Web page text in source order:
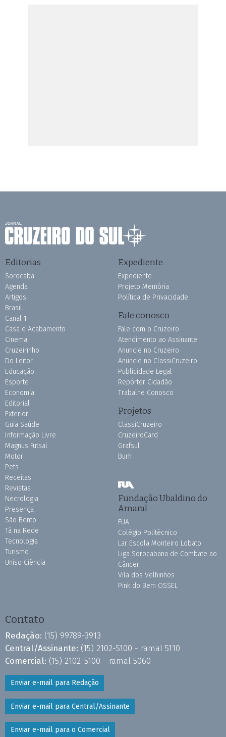
Editorias
Sorocaba
Agenda
Artigos
Brasil
Canal 1
Casa e Acabamento
Cinema
Cruzeirinho
Do Leitor
Educação
Esporte
Economia
Editorial
Exterior
Guia Saúde
Informação Livre
Magnus Futsal
Motor
Pets
Receitas
Revistas
Necrologia
Presença
São Bento
Tá na Rede
Tecnologia
Turismo
Uniso Ciência
Expediente
Expediente
Projeto Memória
Política de Privacidade
Fale conosco
Fale com o Cruzeiro
Atendimento ao Assinante
Anuncie no Cruzeiro
Anuncie no ClassiCruzeiro
Publicidade Legal
Repórter Cidadão
Trabalhe Conosco
Projetos
ClassiCruzeiro
CruzeiroCard
Grafsul
Burh
Fundação Ubaldino do
Amaral
FUA
Colégio Politécnico
Lar Escola Monteiro Lobato
Liga Sorocabana de Combate ao
Câncer
Vila dos Velhinhos
Pink do Bem OSSEL
Contato
Redação: (15) 99789-3913
Central/Assinante: (15) 2102-5100 - ramal 5110
Comercial: (15) 2102-5100 - ramal 5060
Enviar e-mail para Redação
Enviar e-mail para Central/Assinante
Enviar e-mail para o Comercial